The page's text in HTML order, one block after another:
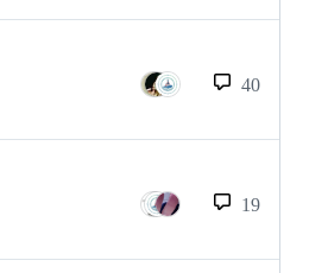
40
19